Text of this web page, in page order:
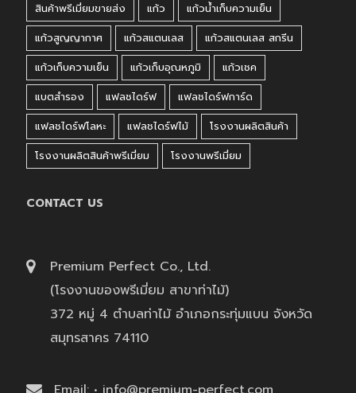
สินค้าพรีเมี่ยมขายส่ง
แก้ว
แก้วน้ำเก็บความเย็น
แก้วสูญญากาศ
แก้วสแตนเลส
แก้วสแตนเลส สกรีน
แก้วเก็บความเย็น
แก้วเก็บอุณหภูมิ
แก้วเชค
แบตสำรอง
แฟลชไดร์ฟ
แฟลชไดร์ฟการ์ด
แฟลชไดร์ฟโลหะ
แฟลชไดร์ฟไม้
โรงงานผลิตสินค้า
โรงงานผลิตสินค้าพรีเมี่ยม
โรงงานพรีเมี่ยม
CONTACT US
Premium Perfect Co., Ltd.
(โรงงานของพรีเมี่ยม สาขาท่าไม้)
372 หมู่ 4 ตำบลท่าไม้ อำเภอกระทุ่มแบน จังหวัด
สมุทรสาคร 74110